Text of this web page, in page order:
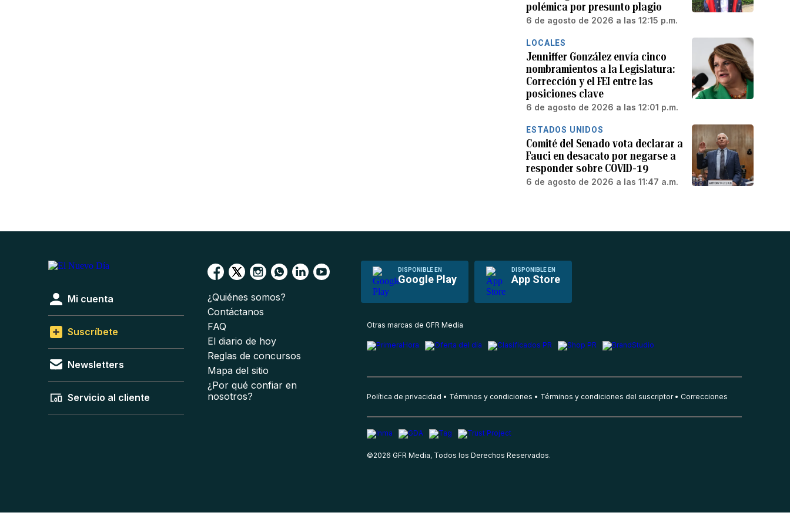
polémica por presunto plagio
6 de agosto de 2026 a las 12:15 p.m.
LOCALES
Jenniffer González envía cinco
nombramientos a la Legislatura:
Corrección y el FEI entre las
posiciones clave
6 de agosto de 2026 a las 12:01 p.m.
ESTADOS UNIDOS
Comité del Senado vota declarar a
Fauci en desacato por negarse a
responder sobre COVID-19
6 de agosto de 2026 a las 11:47 a.m.
DISPONIBLE EN
Google Play
DISPONIBLE EN
App Store
Mi cuenta
Suscríbete
Newsletters
Servicio al cliente
¿Quiénes somos?
Contáctanos
FAQ
El diario de hoy
Reglas de concursos
Mapa del sitio
¿Por qué confiar en
nosotros?
Otras marcas de GFR Media
Política de privacidad Términos y condiciones Términos y condiciones del suscriptor Correcciones
©2026 GFR Media, Todos los Derechos Reservados.